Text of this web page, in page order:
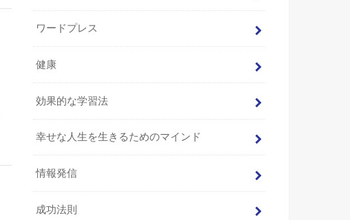
ワードプレス
健康
効果的な学習法
幸せな人生を生きるためのマインド
情報発信
成功法則